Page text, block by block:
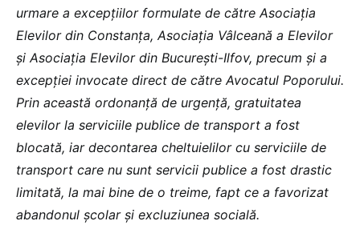
urmare a excepțiilor formulate de către Asociația
Elevilor din Constanța, Asociația Vâlceană a Elevilor
și Asociația Elevilor din București-Ilfov, precum și a
excepției invocate direct de către Avocatul Poporului.
Prin această ordonanță de urgență, gratuitatea
elevilor la serviciile publice de transport a fost
blocată, iar decontarea cheltuielilor cu serviciile de
transport care nu sunt servicii publice a fost drastic
limitată, la mai bine de o treime, fapt ce a favorizat
abandonul școlar și excluziunea socială.